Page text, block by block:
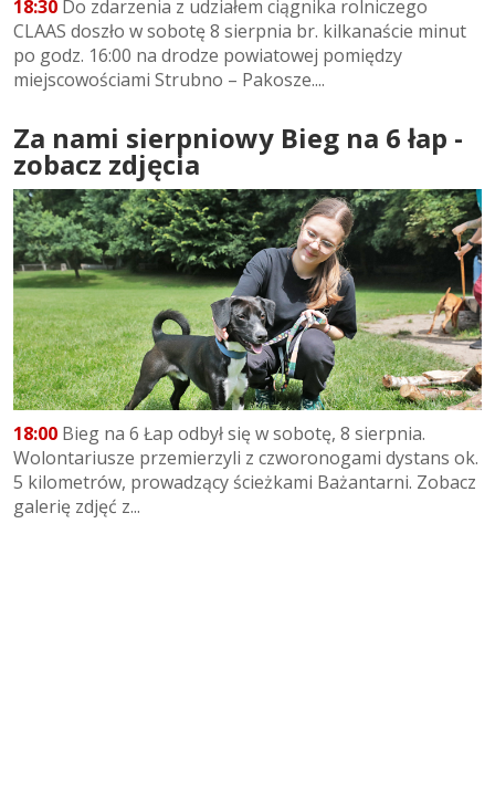
18:30 Do zdarzenia z udziałem ciągnika rolniczego
CLAAS doszło w sobotę 8 sierpnia br. kilkanaście minut
po godz. 16:00 na drodze powiatowej pomiędzy
miejscowościami Strubno – Pakosze....
Za nami sierpniowy Bieg na 6 łap -
zobacz zdjęcia
18:00 Bieg na 6 Łap odbył się w sobotę, 8 sierpnia.
Wolontariusze przemierzyli z czworonogami dystans ok.
5 kilometrów, prowadzący ścieżkami Bażantarni. Zobacz
galerię zdjęć z...